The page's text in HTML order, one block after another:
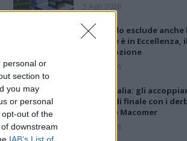
personal or
section to
you may
or personal
out of the
downstream
5 Ago 2026
Il CR sardo esclude
l'Usinese è in Eccellenza,
in Promozione
5 Ago 2026
Coppa Italia: gli
16esimi di finale con i
Sassari e Macomer
5 Ago 2026